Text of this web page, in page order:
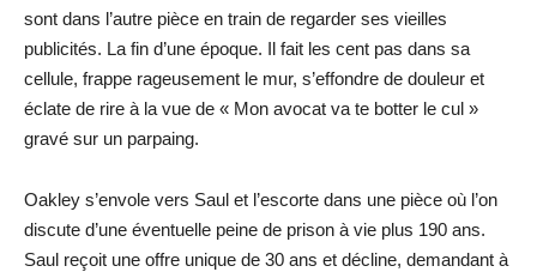
sont dans l’autre pièce en train de regarder ses vieilles
publicités. La fin d’une époque. Il fait les cent pas dans sa
cellule, frappe rageusement le mur, s’effondre de douleur et
éclate de rire à la vue de « Mon avocat va te botter le cul »
gravé sur un parpaing.
Oakley s’envole vers Saul et l’escorte dans une pièce où l’on
discute d’une éventuelle peine de prison à vie plus 190 ans.
Saul reçoit une offre unique de 30 ans et décline, demandant à